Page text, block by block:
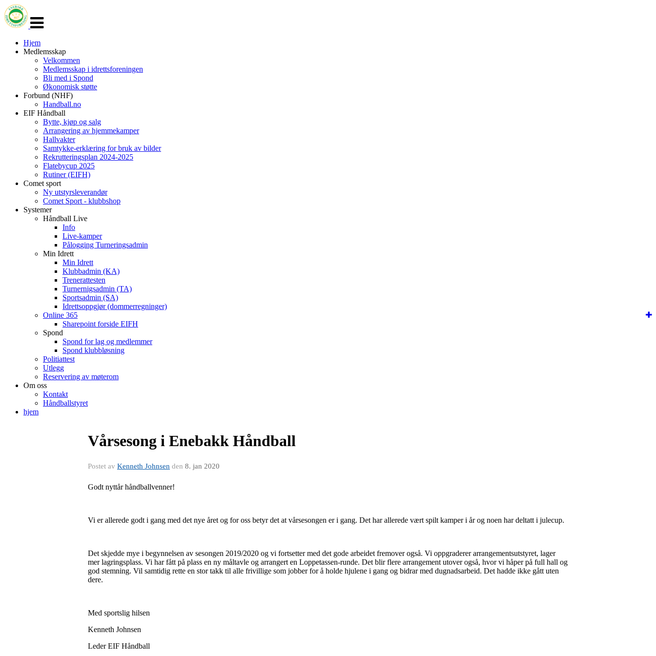
navigasjon
Hjem
Medlemsskap
Velkommen
Medlemsskap i idrettsforeningen
Bli med i Spond
Økonomisk støtte
Forbund (NHF)
Handball.no
EIF Håndball
Bytte, kjøp og salg
Arrangering av hjemmekamper
Hallvakter
Samtykke-erklæring for bruk av bilder
Rekrutteringsplan 2024-2025
Flatebycup 2025
Rutiner (EIFH)
Comet sport
Ny utstyrsleverandør
Comet Sport - klubbshop
Systemer
Håndball Live
Info
Live-kamper
Pålogging Turneringsadmin
Min Idrett
Min Idrett
Klubbadmin (KA)
Trenerattesten
Turnernigsadmin (TA)
Sportsadmin (SA)
Idrettsoppgjør (dommerregninger)
Online 365
Sharepoint forside EIFH
Spond
Spond for lag og medlemmer
Spond klubbløsning
Politiattest
Utlegg
Reservering av møterom
Om oss
Kontakt
Håndballstyret
hjem
Vårsesong i Enebakk Håndball
Postet av Kenneth Johnsen den 8. jan 2020
Godt nyttår håndballvenner!
Vi er allerede godt i gang med det nye året og for oss betyr det at vårsesongen er i gang. Det har allerede vært spilt kamper i år og noen har deltatt i julecup.
Det skjedde mye i begynnelsen av sesongen 2019/2020 og vi fortsetter med det gode arbeidet fremover også. Vi oppgraderer arrangementsutstyret, lager
mer lagringsplass. Vi har fått på plass en ny måltavle og arrangert en Loppetassen-runde. Det blir flere arrangement utover også, hvor vi håper på full hall og
god stemning. Vil samtidig rette en stor takk til alle frivillige som jobber for å holde hjulene i gang og bidrar med dugnadsarbeid. Det hadde ikke gått uten
dere.
Med sportslig hilsen
Kenneth Johnsen
Leder EIF Håndball